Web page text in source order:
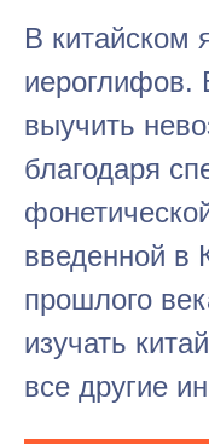
В китайском
иероглифов.
выучить
благодаря
введенной в
прошлого
изучать
все другие